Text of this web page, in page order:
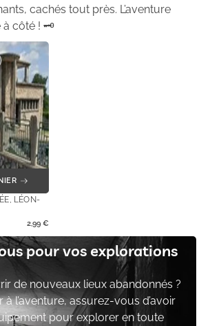
cachés tout près. L’aventure
à côté ! 🗝️
LÉON-
2,99 €
pour vos explorations
de nouveaux lieux abandonnés ?
à l’aventure, assurez-vous d’avoir
pour explorer en toute